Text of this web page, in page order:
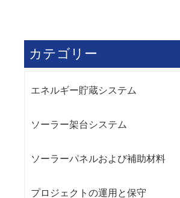
カテゴリー
エネルギー貯蔵システム
ソーラー架台システム
ソーラーパネルおよび補助材料
プロジェクトの運用と保守